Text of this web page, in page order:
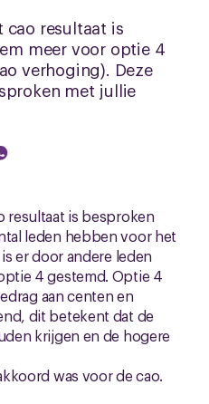
cao resultaat is
meer voor optie 4
verhoging). Deze
met jullie
resultaat is besproken
leden hebben voor het
er door andere leden
4 gestemd. Optie 4
aan centen en
dit betekent dat de
krijgen en de hogere
was voor de cao.